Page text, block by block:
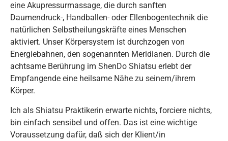
eine Akupressurmassage, die durch sanften
Daumendruck-, Handballen- oder Ellenbogentechnik die
natürlichen Selbstheilungskräfte eines Menschen
aktiviert. Unser Körpersystem ist durchzogen von
Energiebahnen, den sogenannten Meridianen. Durch die
achtsame Berührung im ShenDo Shiatsu erlebt der
Empfangende eine heilsame Nähe zu seinem/ihrem
Körper.
Ich als Shiatsu Praktikerin erwarte nichts, forciere nichts,
bin einfach sensibel und offen. Das ist eine wichtige
Voraussetzung dafür, daß sich der Klient/in